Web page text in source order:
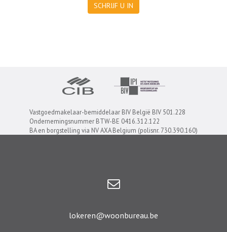
SCHRIJF U IN
Vastgoedmakelaar-bemiddelaar BIV België BIV 501.228
Ondernemingsnummer BTW-BE 0416.312.122
BA en borgstelling via NV AXA Belgium (polisnr. 730.390.160)
lokeren@woonbureau.be